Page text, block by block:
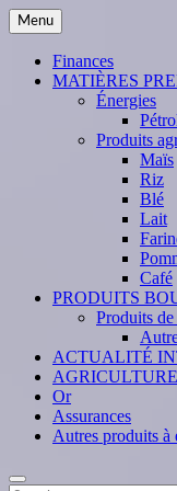
Skip
to
content
Menu
Finances
MATIÈRES
Énergies
Produits
Maïs
Riz
Blé
Lait
Café
PRODUITS
Produits de
ACTUALITÉ
Or
Assurances
Autres produits à
Search